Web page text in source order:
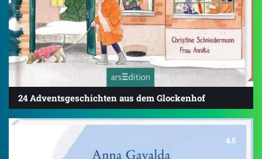
24 Adventsgeschichten aus dem Glockenhof
4.5